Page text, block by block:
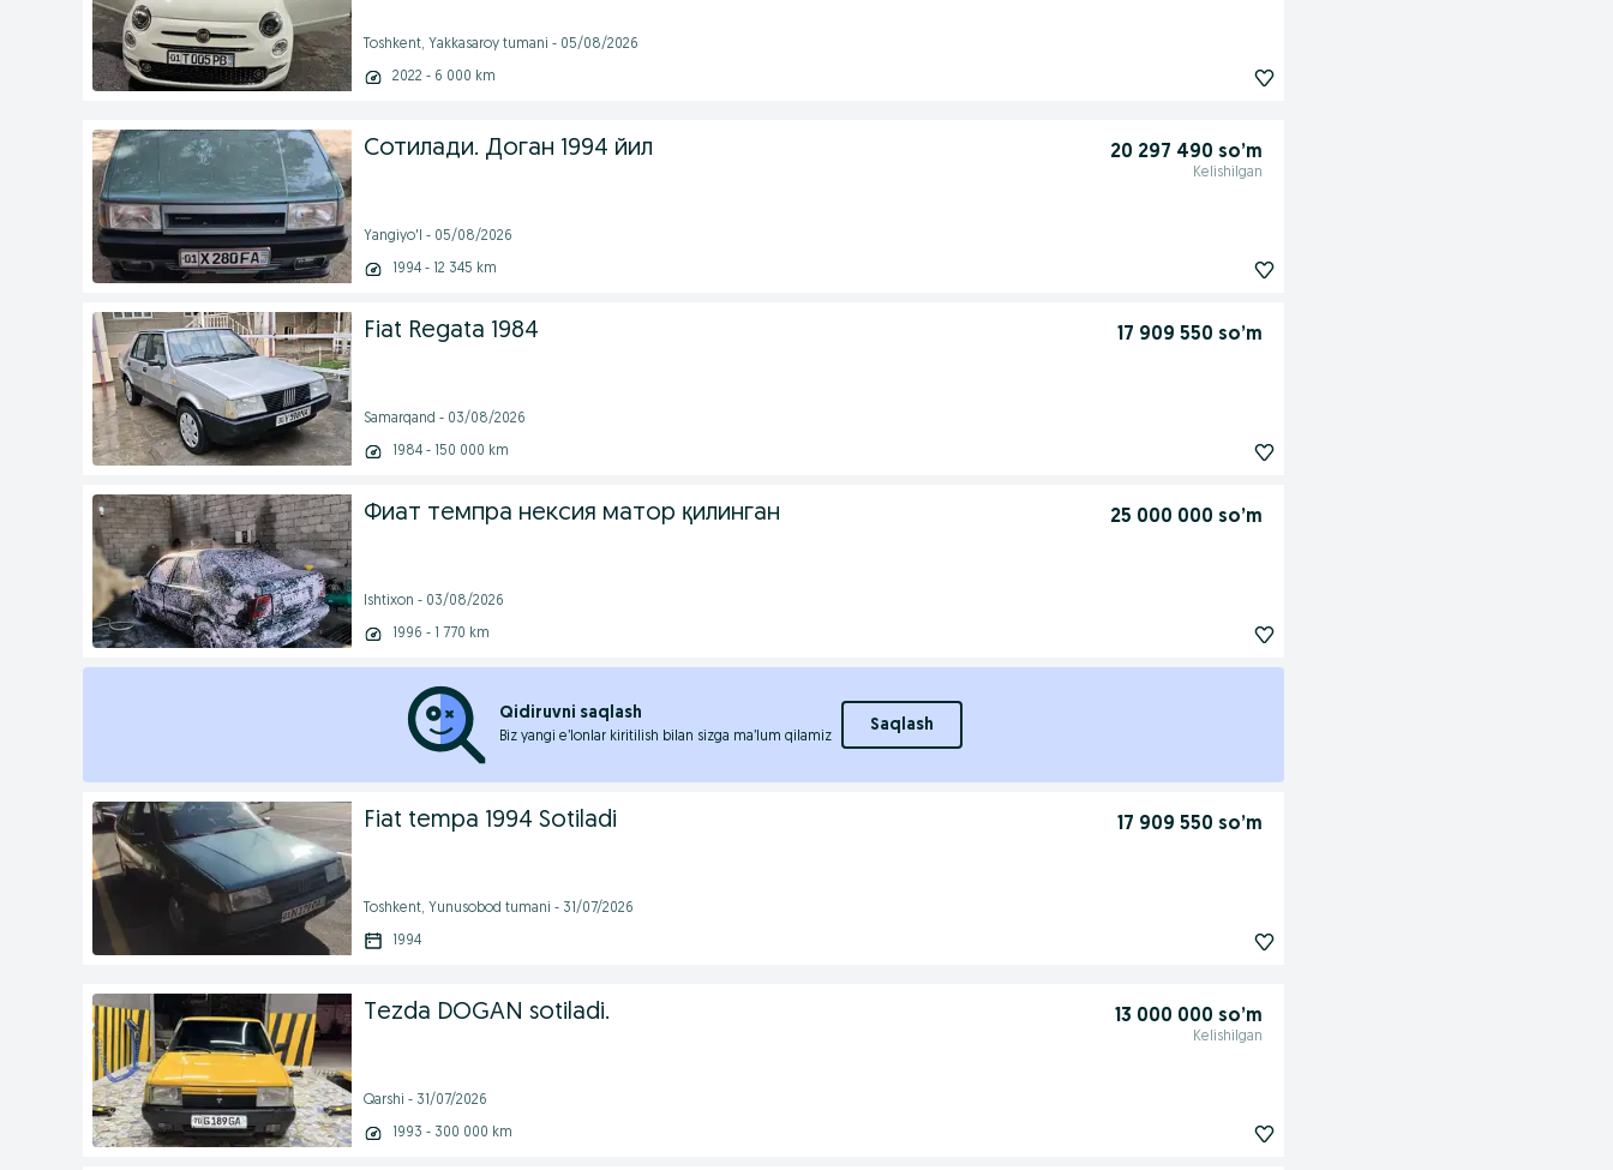
Toshkent, Yakkasaroy tumani - 05/08/2026
2022 - 6 000 km
Сотилади. Доган 1994 йил 20 297 490 so’m
Kelishilgan
Yangiyo'l - 05/08/2026
1994 - 12 345 km
Fiat Regata 1984 17 909 550 so’m
Samarqand - 03/08/2026
1984 - 150 000 km
Фиат темпра нексия матор қилинган 25 000 000 so’m
Ishtixon - 03/08/2026
1996 - 1 770 km
Qidiruvni saqlash
Biz yangi e’lonlar kiritilish bilan sizga ma’lum qilamiz
Saqlash
Fiat tempa 1994 Sotiladi 17 909 550 so’m
Toshkent, Yunusobod tumani - 31/07/2026
1994
Tezda DOGAN sotiladi. 13 000 000 so’m
Kelishilgan
Qarshi - 31/07/2026
1993 - 300 000 km